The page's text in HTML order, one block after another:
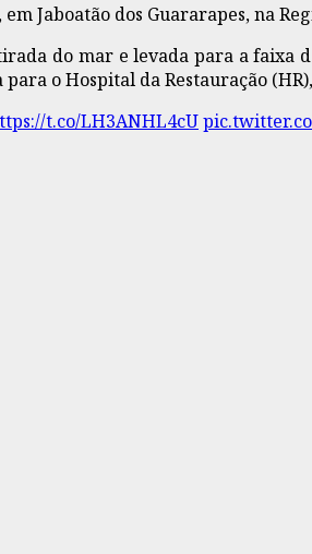
Jaboatão dos Guararapes, na
do mar e levada para a faixa
o Hospital da Restauração
t.co/LH3ANHL4cU